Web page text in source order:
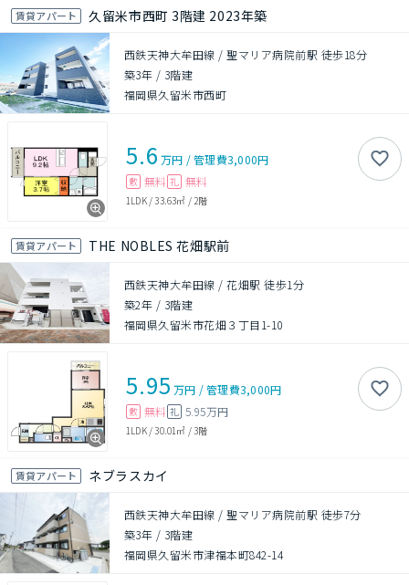
賃貸アパート 久留米市西町 3階建 2023年築
西鉄天神大牟田線 / 聖マリア病院前駅 徒歩18分
築3年 / 3階建
福岡県久留米市西町
5.6 万円 /管理費3,000円
敷 無料 礼 無料
1LDK/33.63㎡ / 2階
賃貸アパート THE NOBLES 花畑駅前
西鉄天神大牟田線 / 花畑駅 徒歩1分
築2年 / 3階建
福岡県久留米市花畑３丁目1-10
5.95 万円 /管理費3,000円
敷 無料 礼 5.95万円
1LDK/30.01㎡ /3階
賃貸アパート ネブラスカイ
西鉄天神大牟田線 / 聖マリア病院前駅 徒歩7分
築3年 / 3階建
福岡県久留米市津福本町842-14